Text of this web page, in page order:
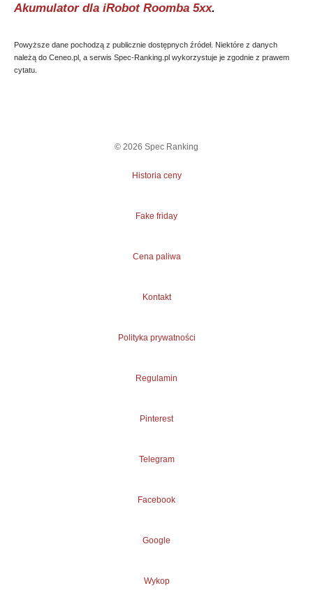
Akumulator dla iRobot Roomba 5xx.
Powyższe dane pochodzą z publicznie dostępnych źródeł. Niektóre z danych
należą do Ceneo.pl, a serwis Spec-Ranking.pl wykorzystuje je zgodnie z prawem
cytatu.
© 2026 Spec Ranking
Historia ceny
Fake friday
Cena paliwa
Kontakt
Polityka prywatności
Regulamin
Pinterest
Telegram
Facebook
Google
Wykop